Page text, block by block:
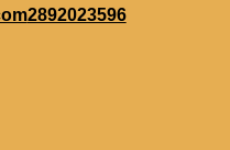
2892023596